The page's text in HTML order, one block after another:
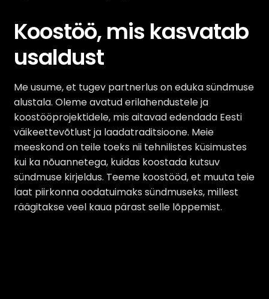
Koostöö, mis kasvatab
usaldust
Me usume, et tugev partnerlus on eduka sündmuse
alustala. Oleme avatud erilahendustele ja
koostööprojektidele, mis aitavad edendada Eesti
väikeettevõtlust ja laadatraditsioone. Meie
meeskond on teile toeks nii tehnilistes küsimustes
kui ka nõuannetega, kuidas koostada kutsuv
sündmuse kirjeldus. Teeme koostööd, et muuta teie
laat piirkonna oodatuimaks sündmuseks, millest
räägitakse veel kaua pärast selle lõppemist.